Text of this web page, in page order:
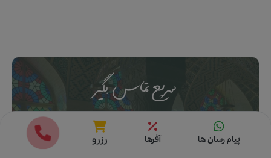
سریع تماس بگیر
تا کمکت کنیم بهترین سفر
خودتو تجربه کنی
قیمت ها رزرو
پیام رسان ها آفرها رزرو